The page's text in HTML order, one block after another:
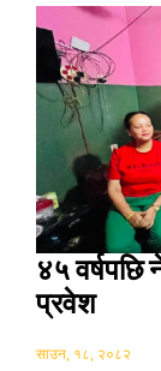
४५ वर्षपछि
प्रवेश
साउन, १८, २०८२